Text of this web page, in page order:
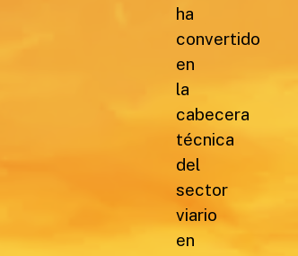
ha
convertido
en
la
cabecera
técnica
del
sector
viario
en